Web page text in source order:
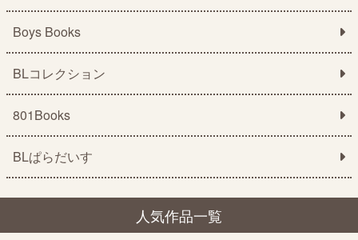
Boys Books
BLコレクション
801Books
BLぱらだいす
人気作品一覧